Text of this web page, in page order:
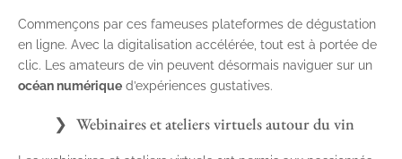
Commençons par ces fameuses plateformes de dégustation
en ligne. Avec la digitalisation accélérée, tout est à portée de
clic. Les amateurs de vin peuvent désormais naviguer sur un
océan numérique d’expériences gustatives.
Webinaires et ateliers virtuels autour du vin